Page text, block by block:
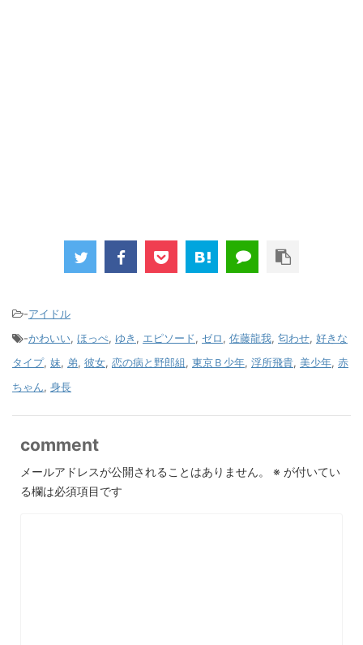
-アイドル
-かわいい, ほっぺ, ゆき , エピソード, ゼロ, 佐藤龍我, 匂わせ, 好きな
タイプ, 妹, 弟, 彼女, 恋の病と野郎組, 東京Ｂ少年, 浮所飛貴, 美少年, 赤
ちゃん, 身長
comment
メールアドレスが公開されることはありません。 ※ が付いてい
る欄は必須項目です